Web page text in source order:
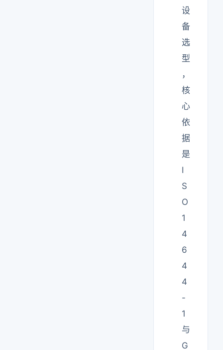
设
备
选
型
，
核
心
依
据
是
I
S
O
1
4
6
4
4
-
1
与
G